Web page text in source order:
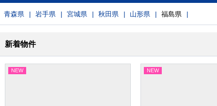
青森県 岩手県 宮城県 秋田県 山形県 福島県
新着物件
NEW NEW